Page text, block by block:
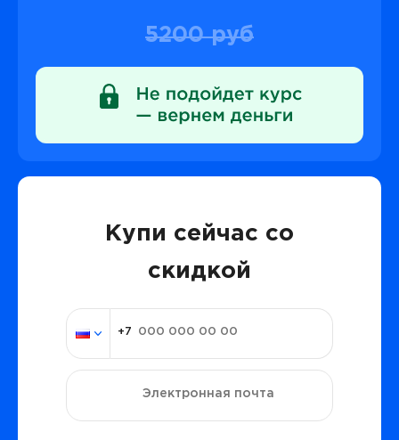
5200 руб
Купи сейчас со
скидкой